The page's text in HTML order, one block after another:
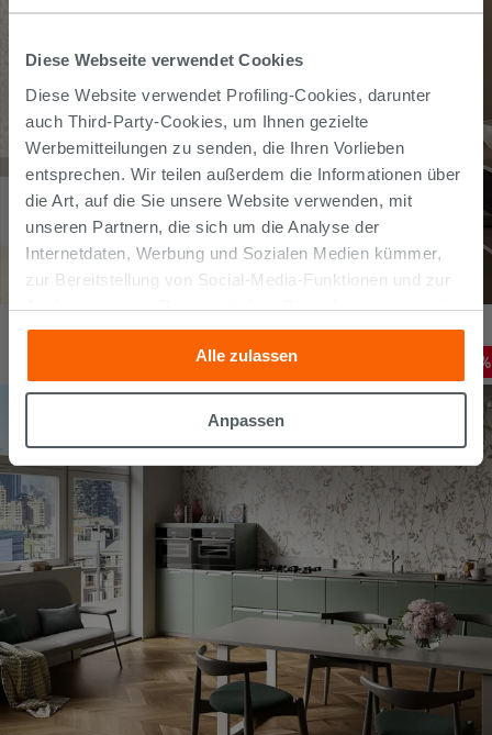
Diese Webseite verwendet Cookies
Diese Website verwendet Profiling-Cookies, darunter
auch Third-Party-Cookies, um Ihnen gezielte
Werbemitteilungen zu senden, die Ihren Vorlieben
entsprechen. Wir teilen außerdem die Informationen über
die Art, auf die Sie unsere Website verwenden, mit
unseren Partnern, die sich um die Analyse der
Internetdaten, Werbung und Sozialen Medien kümmer,
zur Bereitstellung von Social-Media-Funktionen und zur
Analyse unseres Datenverkehrs. Diese könnten sie mit
anderen Informationen, die Sie ihnen geliefert haben oder
die sie aufgrund Ihrer Verwendung ihrer Dienste
gesammelt haben, kombinieren. Falls Sie mehr wissen
möchten oder Ihre Zustimmung zu allen oder einigen
Zustimmung kann durch Klicken auf die Schaltfläche
„Cookies akzeptieren“ gegeben werden. Wenn Sie auf
die Schaltfläche "X" klicken, können Sie das Surfen erst
nach der Installation der technischen Cookies fortsetzen.
Alle zulassen
Anpassen
Fliese Six Deco Marrakech Light sechseckig 21x18,2 Dekoriertes
Feinsteinzeug
,00%